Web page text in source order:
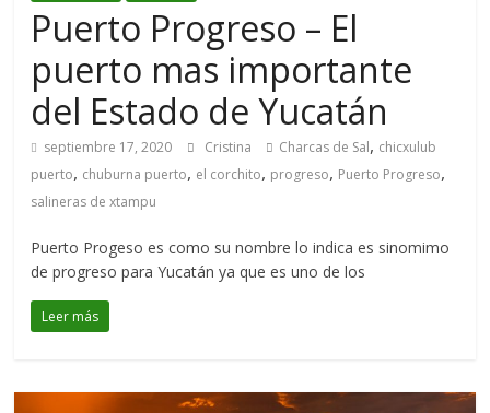
Puerto Progreso – El
puerto mas importante
del Estado de Yucatán
septiembre 17, 2020 Cristina Charcas de Sal, chicxulub
puerto, chuburna puerto, el corchito, progreso, Puerto Progreso,
salineras de xtampu
Puerto Progeso es como su nombre lo indica es sinomimo
de progreso para Yucatán ya que es uno de los
Leer más